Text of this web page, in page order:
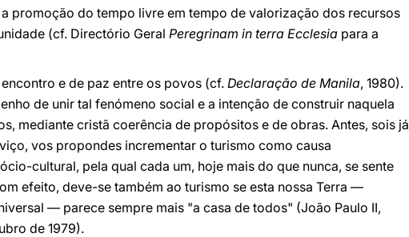
promoção do tempo livre em tempo de valorização dos recursos
(cf. Directório Geral Peregrinam in terra Ecclesia para a
e de paz entre os povos (cf. Declaração de Manila, 1980).
de unir tal fenómeno social e a intenção de construir naquela
mediante cristã coerência de propósitos e de obras. Antes, sois já
vos propondes incrementar o turismo como causa
cultural, pela qual cada um, hoje mais do que nunca, se sente
efeito, deve-se também ao turismo se esta nossa Terra —
— parece sempre mais "a casa de todos" (João Paulo II,
de 1979).